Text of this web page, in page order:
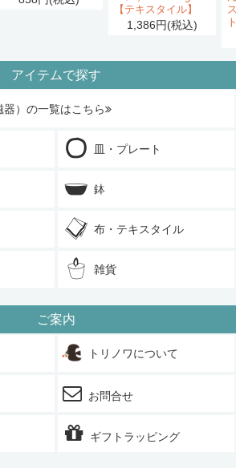
【テキスタイル】
1,386円(税込)
アイテムで探す
）の一覧はこちら
皿・プレート
鉢
布・テキスタイル
雑貨
ご案内
トリノワについて
お問合せ
ギフトラッピング